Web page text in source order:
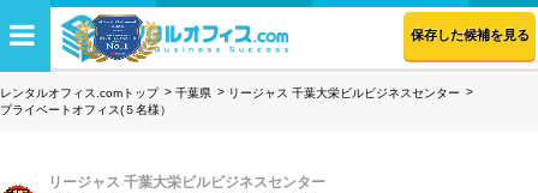
保存した候補を見る
レンタルオフィス.comトップ 千葉県
リージャス 千葉大栄ビルビジネスセンター
プライベートオフィス(５名様）
リージャス 千葉大栄ビルビジネスセンター